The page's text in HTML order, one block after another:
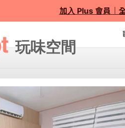
加入 Plus 會員｜